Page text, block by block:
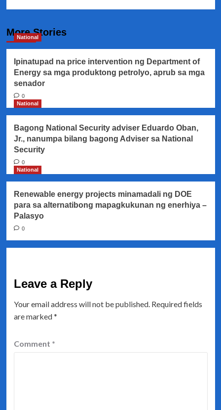
More Stories
National
Ipinatupad na price intervention ng Department of
Energy sa mga produktong petrolyo, aprub sa mga
senador
0
National
Bagong National Security adviser Eduardo Oban,
Jr., nanumpa bilang bagong Adviser sa National
Security
0
National
Renewable energy projects minamadali ng DOE
para sa alternatibong mapagkukunan ng enerhiya –
Palasyo
0
Leave a Reply
Your email address will not be published. Required fields
are marked*
Comment *